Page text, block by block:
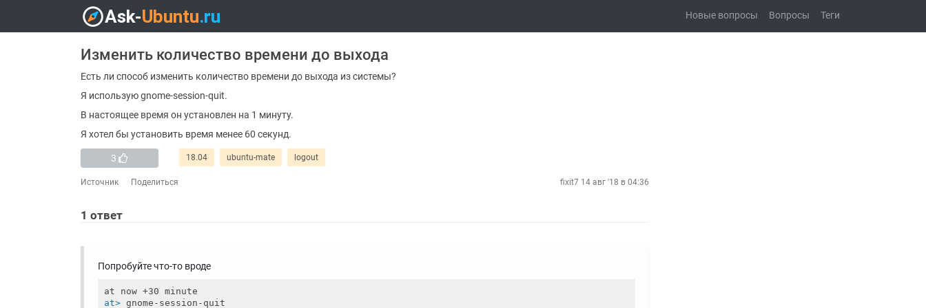
Новые вопросы Вопросы Теги
Изменить количество времени до выхода
Есть ли способ изменить количество времени до выхода из системы?
Я использую gnome-session-quit.
В настоящее время он установлен на 1 минуту.
Я хотел бы установить время менее 60 секунд.
3 18.04 ubuntu-mate logout
Источник Поделиться fixit7 14 авг '18 в 04:36
1 ответ
Попробуйте что-то вроде
at> gnome-session-quit